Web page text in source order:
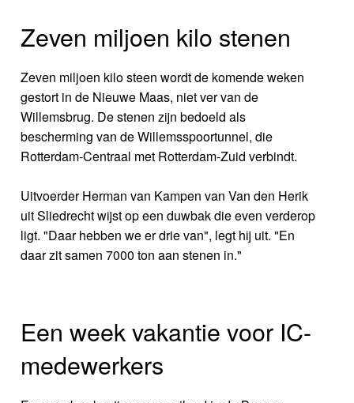
Zeven miljoen kilo stenen
Zeven miljoen kilo steen wordt de komende weken
gestort in de Nieuwe Maas, niet ver van de
Willemsbrug. De stenen zijn bedoeld als
bescherming van de Willemsspoortunnel, die
Rotterdam-Centraal met Rotterdam-Zuid verbindt.
Uitvoerder Herman van Kampen van Van den Herik
uit Sliedrecht wijst op een duwbak die even verderop
ligt. "Daar hebben we er drie van", legt hij uit. "En
daar zit samen 7000 ton aan stenen in."
Een week vakantie voor IC-
medewerkers